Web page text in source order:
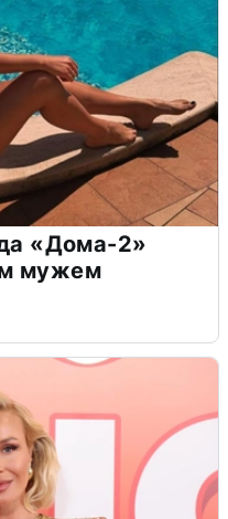
«Дома-2»
мужем